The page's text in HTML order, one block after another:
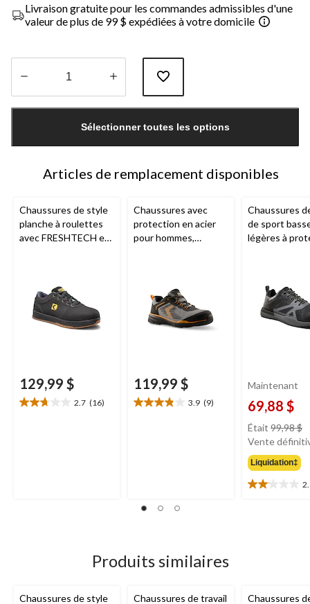
Livraison gratuite pour les commandes admissibles d'une
valeur de plus de 99 $ expédiées à votre domicile
jour
Sélectionner toutes les options
Articles de remplacement disponibles
Chaussures de style
planche à roulettes
avec FRESHTECH et
Series
129,99 $
2.7 (16)
2.7
Chaussures avec
protection en acier
pour hommes,
119,99 $
3.9 (9)
3.9
Chaussures
de sport
légères à
Maintenant
69,88 $
Était 99,98 $
Vente
Liquidation‡
2.1
Produits similaires
Chaussures de style Chaussures de travail Chaussures